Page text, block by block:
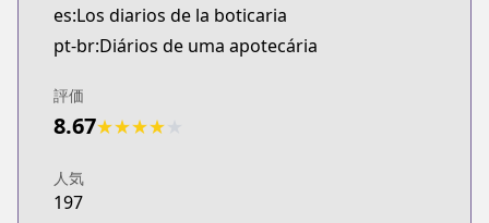
https://www.eccediciones.com/catalogo/manga/
Bilibili
https://manga.bilibili.com/detail/
Manga UP!
https://global.manga-up.com/manga/164
Official Site
es:Los diarios de la boticaria
pt-br:Diários de uma apotecária
評価
8.67★★★★
人気
197